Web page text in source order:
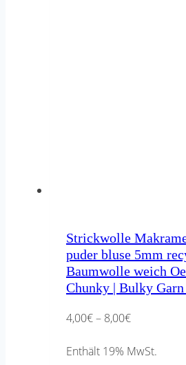
Strickwolle
puder bluse 5mm
Baumwolle weich
Chunky | Bulky
4,00€– 8,00€Preisspanne:
Enthält 19% MwSt.